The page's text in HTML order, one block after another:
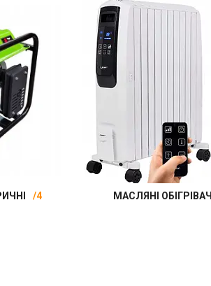
4 МАСЛЯНІ ОБІГРІВАЧІ